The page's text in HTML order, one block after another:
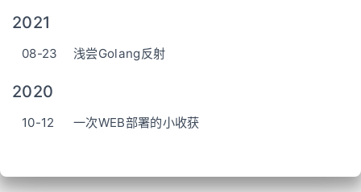
2021
08-23 浅尝Golang反射
2020
10-12 一次WEB部署的小收获